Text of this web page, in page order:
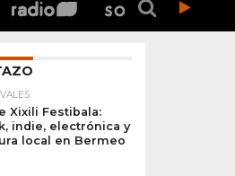
Xixili Festibala:
indie, electrónica y
local en Bermeo